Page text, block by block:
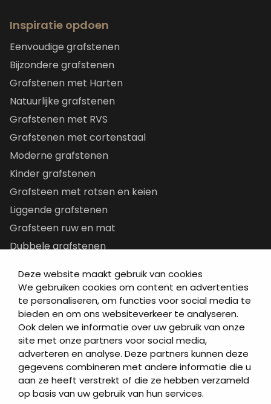
Deze website maakt gebruik van cookies
We gebruiken cookies om content en advertenties
te personaliseren, om functies voor social media te
bieden en om ons websiteverkeer te analyseren.
Ook delen we informatie over uw gebruik van onze
site met onze partners voor social media,
adverteren en analyse. Deze partners kunnen deze
gegevens combineren met andere informatie die u
aan ze heeft verstrekt of die ze hebben verzameld
op basis van uw gebruik van hun services.
Inspiratie opdoen
Eenvoudige grafstenen
Bijzondere grafstenen
Grafstenen met Harten
Natuurlijke grafstenen
Grafstenen met RVS
Grafstenen met cortenstaal
Moderne grafstenen
Kinder grafstenen
Grafsteen met rotsen en keien
Liggende grafstenen
Grafsteen ruw en mat
Dubbele grafstenen
Letterplaten
Grafzerken kopen
Direct naar
Grafstenen
As artikelen
Urngrafmonumenten